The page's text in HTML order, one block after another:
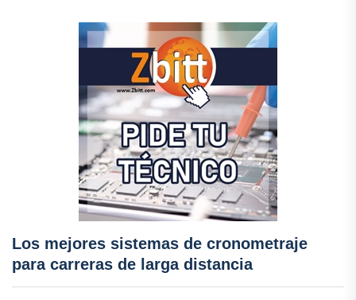
Los mejores sistemas de cronometraje
para carreras de larga distancia